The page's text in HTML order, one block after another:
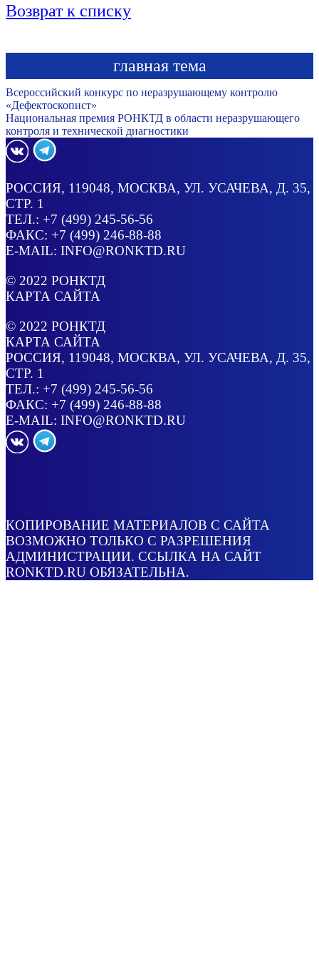
Возврат к списку
главная тема
Всероссийский конкурс по неразрушающему контролю
«Дефектоскопист»
Национальная премия РОНКТД в области неразрушающего
контроля и технической диагностики
РОССИЯ, 119048, МОСКВА, УЛ. УСАЧЕВА, Д. 35,
СТР. 1
ТЕЛ.: +7 (499) 245-56-56
ФАКС: +7 (499) 246-88-88
E-MAIL: INFO@RONKTD.RU
© 2022 РОНКТД
КАРТА САЙТА
© 2022 РОНКТД
КАРТА САЙТА
РОССИЯ, 119048, МОСКВА, УЛ. УСАЧЕВА, Д. 35,
СТР. 1
ТЕЛ.: +7 (499) 245-56-56
ФАКС: +7 (499) 246-88-88
E-MAIL: INFO@RONKTD.RU
КОПИРОВАНИЕ МАТЕРИАЛОВ С САЙТА
ВОЗМОЖНО ТОЛЬКО С РАЗРЕШЕНИЯ
АДМИНИСТРАЦИИ. ССЫЛКА НА САЙТ
RONKTD.RU ОБЯЗАТЕЛЬНА.